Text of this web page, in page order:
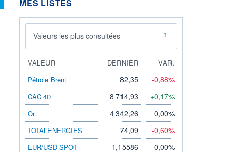
MES LISTES
Valeurs les plus consultées
VALEUR DERNIER
VAR.
Pétrole Brent
82,35 -0,88%
CAC 40 8 714,93 +0,17%
Or 4 342,26 0,00%
TOTALENERGIES 74,09 -0,60%
EUR/USD SPOT 1,15586 0,00%